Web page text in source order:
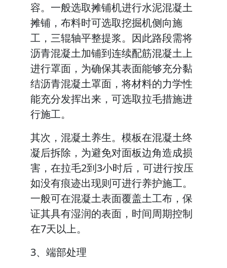
容。一般选取摊铺机进行水泥混凝土
摊铺，布料时可选取挖掘机侧向施
工，三辊轴平整提浆。因此路段需将
沥青混凝土加铺到连续配筋混凝土上
进行罩面，为确保其表面能够充分黏
结沥青混凝土罩面，将材料的力学性
能充分发挥出来，可选取拉毛措施进
行施工。
其次，混凝土养生。模板在混凝土终
凝后拆除，为避免对面板边角造成损
害，在拉毛2到3小时后，可进行按压
如没有痕迹出现则可进行养护施工。
一般可在混凝土表面覆盖土工布，保
证其具有湿润的表面，时间周期控制
在7天以上。
3、端部处理